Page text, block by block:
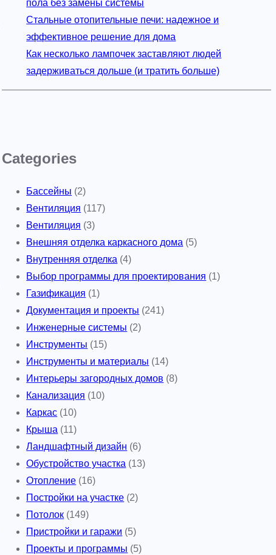
пола без замены системы
Стальные отопительные печи: надежное и
эффективное решение для дома
Как несколько лампочек заставляют людей
задерживаться дольше (и тратить больше)
Categories
Бассейны (2)
Вентиляция (117)
Вентиляция (3)
Внешняя отделка каркасного дома (5)
Внутренняя отделка (4)
Выбор программы для проектирования (1)
Газификация (1)
Документация и проекты (241)
Инженерные системы (2)
Инструменты (15)
Инструменты и материалы (14)
Интерьеры загородных домов (8)
Канализация (10)
Каркас (10)
Крыша (11)
Ландшафтный дизайн (6)
Обустройство участка (13)
Отопление (16)
Постройки на участке (2)
Потолок (149)
Пристройки и гаражи (5)
Проекты и программы (5)